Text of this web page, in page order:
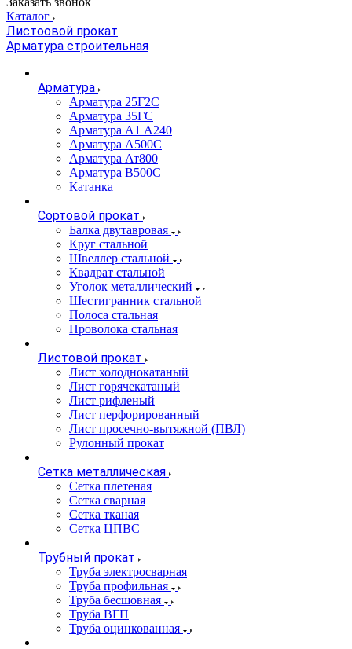
Каталог
Листоовой прокат
Арматура строительная
Арматура
Арматура 25Г2С
Арматура 35ГС
Арматура А1 А240
Арматура А500С
Арматура Ат800
Арматура В500С
Катанка
Сортовой прокат
Балка двутавровая
Круг стальной
Швеллер стальной
Квадрат стальной
Уголок металлический
Шестигранник стальной
Полоса стальная
Проволока стальная
Листовой прокат
Лист холоднокатаный
Лист горячекатаный
Лист рифленый
Лист перфорированный
Лист просечно-вытяжной (ПВЛ)
Рулонный прокат
Сетка металлическая
Сетка плетеная
Сетка сварная
Сетка тканая
Сетка ЦПВС
Трубный прокат
Труба электросварная
Труба профильная
Труба бесшовная
Труба ВГП
Труба оцинкованная